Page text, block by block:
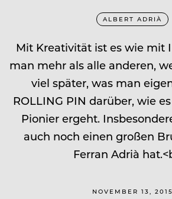
ALBERT ADRIÀ
Mit Kreativität ist es wie mit
man mehr als alle anderen,
viel später, was man
ROLLING PIN darüber, wie
Pionier ergeht.
auch noch einen großen
Ferran Adrià
NOVEMBER 13, 2015